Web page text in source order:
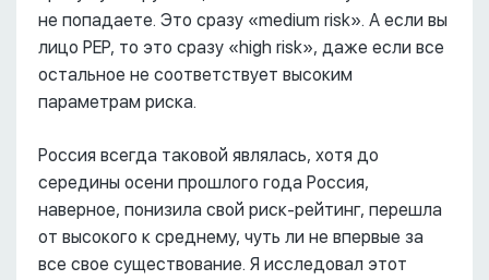
не попадаете. Это сразу «medium risk». А если вы
лицо PEP, то это сразу «high risk», даже если все
остальное не соответствует высоким
параметрам риска.
Россия всегда таковой являлась, хотя до
середины осени прошлого года Россия,
наверное, понизила свой риск-рейтинг, перешла
от высокого к среднему, чуть ли не впервые за
все свое существование. Я исследовал этот